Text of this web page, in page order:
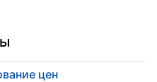
цен